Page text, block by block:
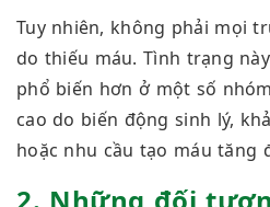
Tuy nhiên, không phải mọi
do thiếu máu. Tình trạng
phổ biến hơn ở một số
cao do biến động sinh lý,
hoặc nhu cầu tạo máu tăng